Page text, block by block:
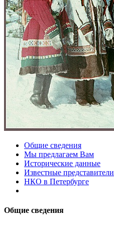
Общие сведения
Мы предлагаем Вам
Исторические данные
Известные представители
НКО в Петербурге
Общие сведения